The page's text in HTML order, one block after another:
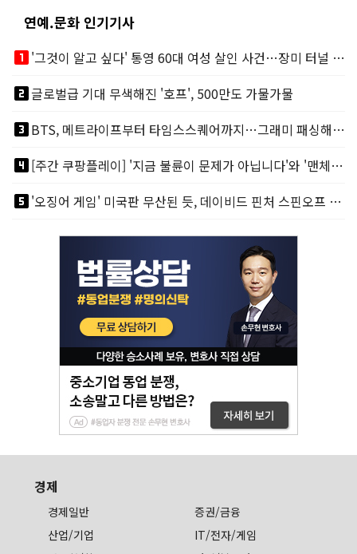
연예.문화 인기기사
looks_one
'그것이 알고 싶다' 통영 60대 여성 살인 사건…장미 터널 아래 킬러, 누구냐 넌?
looks_two글로벌급 기대 무색해진 '호프', 500만도 가물가물
looks_3
BTS, 메트라이프부터 타임스스퀘어까지…그래미 패싱해도 미 대륙 꿀꺽
looks_4
[주간 쿠팡플레이] '지금 불륜이 문제가 아닙니다'와 '맨체스터 시티 VS 아틀레티코 마드리드 빅매치'
looks_5
'오징어 게임' 미국판 무산된 듯, 데이비드 핀처 스핀오프 철회
경제
경제일반
증권/금융
산업/기업
IT/전자/게임